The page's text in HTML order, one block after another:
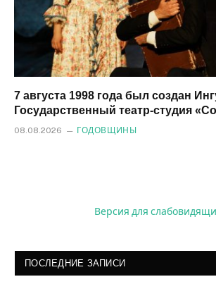
7 августа 1998 года был создан
Государственный театр-студия
08.08.2026 ГОДОВЩИНЫ
Версия для
ПОСЛЕДНИЕ ЗАПИСИ